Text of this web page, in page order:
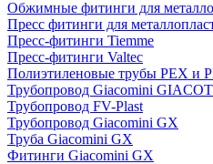
Обжимные фитинги для
Пресс фитинги для
Пресс-фитинги Tiemme
Пресс-фитинги Valtec
Полиэтиленовые трубы PEX и
Трубопровод Giacomini
Трубопровод FV-Plast
Трубопровод Giacomini GX
Труба Giacomini GX
Фитинги Giacomini GX